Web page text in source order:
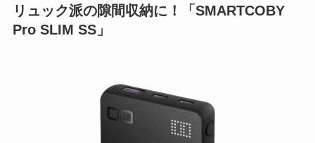
リュック派の隙間収納に！「SMARTCOBY
Pro SLIM SS」